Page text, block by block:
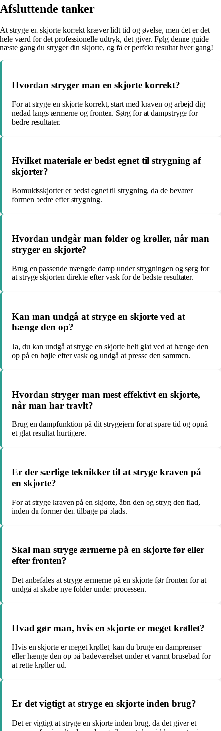
Afsluttende tanker
At stryge en skjorte korrekt kræver lidt tid og øvelse, men det er det
hele værd for det professionelle udtryk, det giver. Følg denne guide
næste gang du stryger din skjorte, og få et perfekt resultat hver gang!
Hvordan stryger man en skjorte korrekt?
For at stryge en skjorte korrekt, start med kraven og arbejd dig
nedad langs ærmerne og fronten. Sørg for at dampstryge for
bedre resultater.
Hvilket materiale er bedst egnet til strygning af
skjorter?
Bomuldsskjorter er bedst egnet til strygning, da de bevarer
formen bedre efter strygning.
Hvordan undgår man folder og krøller, når man
stryger en skjorte?
Brug en passende mængde damp under strygningen og sørg for
at stryge skjorten direkte efter vask for de bedste resultater.
Kan man undgå at stryge en skjorte ved at
hænge den op?
Ja, du kan undgå at stryge en skjorte helt glat ved at hænge den
op på en bøjle efter vask og undgå at presse den sammen.
Hvordan stryger man mest effektivt en skjorte,
når man har travlt?
Brug en dampfunktion på dit strygejern for at spare tid og opnå
et glat resultat hurtigere.
Er der særlige teknikker til at stryge kraven på
en skjorte?
For at stryge kraven på en skjorte, åbn den og stryg den flad,
inden du former den tilbage på plads.
Skal man stryge ærmerne på en skjorte før eller
efter fronten?
Det anbefales at stryge ærmerne på en skjorte før fronten for at
undgå at skabe nye folder under processen.
Hvad gør man, hvis en skjorte er meget krøllet?
Hvis en skjorte er meget krøllet, kan du bruge en damprenser
eller hænge den op på badeværelset under et varmt brusebad for
at rette krøller ud.
Er det vigtigt at stryge en skjorte inden brug?
Det er vigtigt at stryge en skjorte inden brug, da det giver et